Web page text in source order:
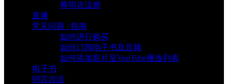
释明吉法师
直播
常见问题 / 指南
如何进行购买
如何订阅电子书及音频
如何添加影片至YouTube播放列表
电子书
明言吉语